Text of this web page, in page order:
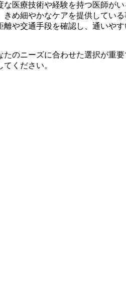
医療技術や経験を持つ医師が
め細やかなケアを提供してい
や交通手段を確認し、通いや
のニーズに合わせた選択が重要
ください。